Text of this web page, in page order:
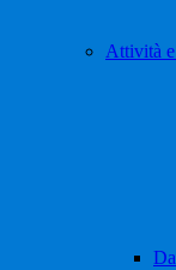
Attività